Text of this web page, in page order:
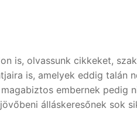
is, olvassunk cikkeket,
is, amelyek eddig talán
embernek pedig
álláskeresőnek sok